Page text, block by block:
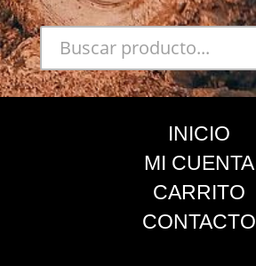
INICIO
MI CUENTA
CARRITO
CONTACTO